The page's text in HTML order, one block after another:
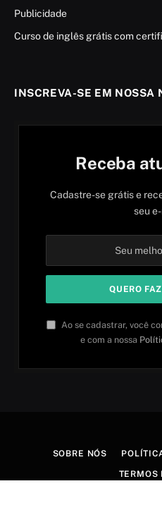
Publicidade
Curso de inglês grátis com
INSCREVA-SE EM NOSSA
Receba
Cadastre-se grátis e
seu
Ao se cadastrar, você
e com a nossa
SOBRE NÓS
TERMOS